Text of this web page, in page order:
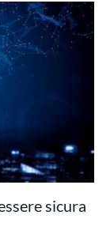
sicura